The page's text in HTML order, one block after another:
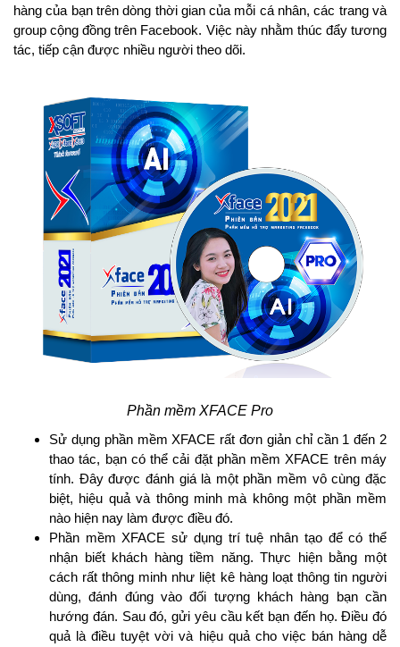
hàng của bạn trên dòng thời gian của mỗi cá nhân, các trang và
group cộng đồng trên Facebook. Việc này nhằm thúc đẩy tương
tác, tiếp cận được nhiều người theo dõi.
Phần mềm XFACE Pro
Sử dụng phần mềm XFACE rất đơn giản chỉ cần 1 đến 2
thao tác, bạn có thể cải đặt phần mềm XFACE trên máy
tính. Đây được đánh giá là một phần mềm vô cùng đặc
biệt, hiệu quả và thông minh mà không một phần mềm
nào hiện nay làm được điều đó.
Phần mềm XFACE sử dụng trí tuệ nhân tạo để có thể
nhận biết khách hàng tiềm năng. Thực hiện bằng một
cách rất thông minh như liệt kê hàng loạt thông tin người
dùng, đánh đúng vào đối tượng khách hàng bạn cần
hướng đán. Sau đó, gửi yêu cầu kết bạn đến họ. Điều đó
quả là điều tuyệt vời và hiệu quả cho việc bán hàng dễ